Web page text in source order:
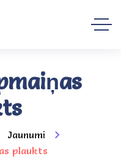
Jaunumi
plaukts